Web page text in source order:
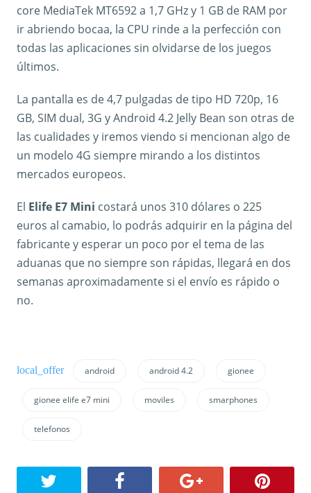
core MediaTek MT6592 a 1,7 GHz y 1 GB de RAM por
ir abriendo bocaa, la CPU rinde a la perfección con
todas las aplicaciones sin olvidarse de los juegos
últimos.
La pantalla es de 4,7 pulgadas de tipo HD 720p, 16
GB, SIM dual, 3G y Android 4.2 Jelly Bean son otras de
las cualidades y iremos viendo si mencionan algo de
un modelo 4G siempre mirando a los distintos
mercados europeos.
El Elife E7 Mini costará unos 310 dólares o 225
euros al camabio, lo podrás adquirir en la página del
fabricante y esperar un poco por el tema de las
aduanas que no siempre son rápidas, llegará en dos
semanas aproximadamente si el envío es rápido o
no.
android android 4.2 gionee
gionee elife e7 mini moviles smarphones
telefonos